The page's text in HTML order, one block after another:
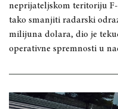
neprijateljskom teritoriju
tako smanjiti radarski
milijuna dolara, dio je
operativne spremnosti u